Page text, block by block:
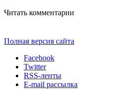
Читать комментарии
Полная версия сайта
Facebook
Twitter
RSS-ленты
E-mail рассылка